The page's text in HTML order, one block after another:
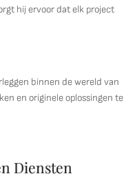
hij ervoor dat elk project
binnen de wereld van
en originele oplossingen te
Diensten